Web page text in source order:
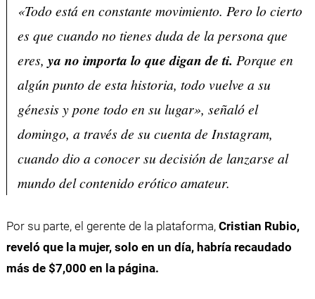
«Todo está en constante movimiento. Pero lo cierto
es que cuando no tienes duda de la persona que
eres, ya no importa lo que digan de ti. Porque en
algún punto de esta historia, todo vuelve a su
génesis y pone todo en su lugar», señaló el
domingo, a través de su cuenta de Instagram,
cuando dio a conocer su decisión de lanzarse al
mundo del contenido erótico amateur.
Por su parte, el gerente de la plataforma, Cristian Rubio,
reveló que la mujer, solo en un día, habría recaudado
más de $7,000 en la página.